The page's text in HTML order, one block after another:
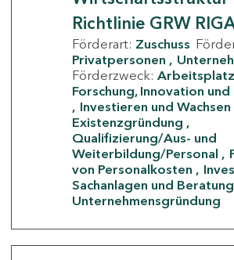
Richtlinie GRW
Förderart: Zuschuss
Privatpersonen
Förderzweck:
Forschung, Innovation
Investieren und Wachsen
Existenzgründung
Qualifizierung/Aus- und
Weiterbildung/Personal
von Personalkosten
Sachanlagen und Beratung
Unternehmensgründung